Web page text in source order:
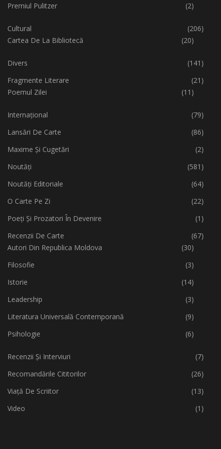
Premiul Pulitzer
(2)
Cultural
(206)
Cartea De La Bibliotecă
(20)
Divers
(141)
Fragmente Literare
(21)
Poemul Zilei
(11)
Internațional
(79)
Lansări De Carte
(86)
Maxime Și Cugetări
(2)
Noutăți
(581)
Noutăți Editoriale
(64)
O Carte Pe Zi
(22)
Poeți Și Prozatori În Devenire
(1)
Recenzii De Carte
(67)
Autori Din Republica Moldova
(30)
Filosofie
(3)
Istorie
(14)
Leadership
(3)
Literatura Universală Contemporană
(9)
Psihologie
(6)
Recenzii Și Interviuri
(7)
Recomandările Cititorilor
(26)
Viață De Scriitor
(13)
Video
(1)